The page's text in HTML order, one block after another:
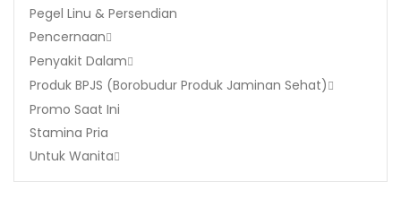
Pegel Linu & Persendian
Pencernaan
Penyakit Dalam
Produk BPJS (Borobudur Produk Jaminan Sehat)
Promo Saat Ini
Stamina Pria
Untuk Wanita